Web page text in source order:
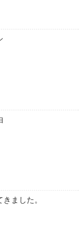
ました。